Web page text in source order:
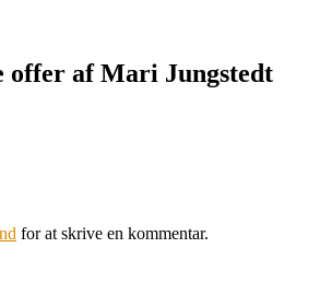
offer af Mari Jungstedt
for at skrive en kommentar.